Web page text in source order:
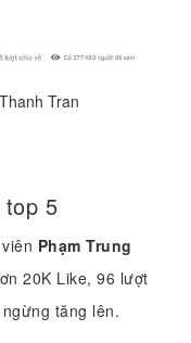
Tran
top 5
Phạm Trung
20K Like, 96 lượt
tăng lên.